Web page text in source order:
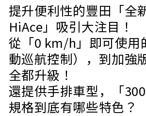
提升便利性的豐田「全
HiAce」吸引大注目！
從「0 km/h」即可使用
動巡航控制），到加強
全都升級！
還提供手排車型，「
規格到底有哪些特色？